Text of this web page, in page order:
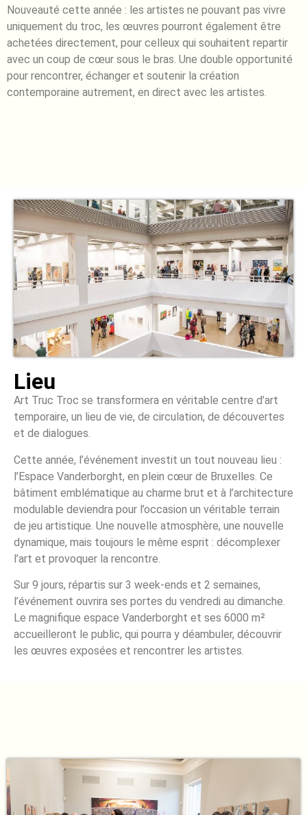
Nouveauté cette année : les artistes ne pouvant pas vivre
uniquement du troc, les œuvres pourront également être
achetées directement, pour celleux qui souhaitent repartir
avec un coup de cœur sous le bras. Une double opportunité
pour rencontrer, échanger et soutenir la création
contemporaine autrement, en direct avec les artistes.
Lieu
Art Truc Troc se transformera en véritable centre d’art
temporaire, un lieu de vie, de circulation, de découvertes
et de dialogues.
Cette année, l’événement investit un tout nouveau lieu :
l’Espace Vanderborght, en plein cœur de Bruxelles. Ce
bâtiment emblématique au charme brut et à l’architecture
modulable deviendra pour l’occasion un véritable terrain
de jeu artistique. Une nouvelle atmosphère, une nouvelle
dynamique, mais toujours le même esprit : décomplexer
l’art et provoquer la rencontre.
Sur 9 jours, répartis sur 3 week-ends et 2 semaines,
l’événement ouvrira ses portes du vendredi au dimanche.
Le magnifique espace Vanderborght et ses 6000 m²
accueilleront le public, qui pourra y déambuler, découvrir
les œuvres exposées et rencontrer les artistes.